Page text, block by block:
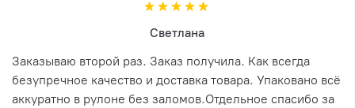
Светлана
Заказываю второй раз. Заказ получила. Как всегда
безупречное качество и доставка товара. Упаковано всё
аккуратно в рулоне без заломов.Отдельное спасибо за